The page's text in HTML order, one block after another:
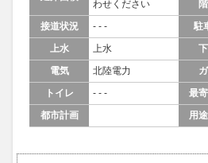
わせください
接道状況 - - - 駐
上水
上水
電気
北陸電力
トイレ
- - - 最
都市計画
用